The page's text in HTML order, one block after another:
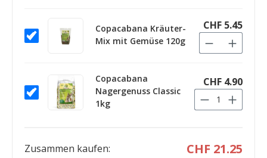
Copacabana Kräuter-
Mix mit Gemüse 120g
CHF 5.45
Copacabana
Nagergenuss Classic
1kg
CHF 4.90
Zusammen kaufen: CHF 21.25